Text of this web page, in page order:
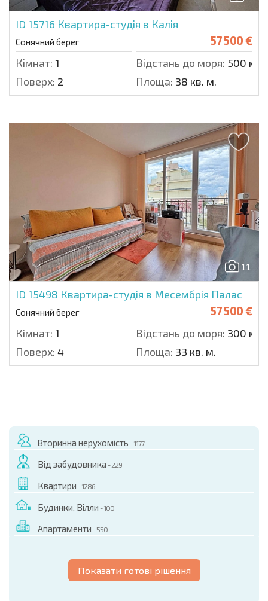
ID 15716 Квартира-студія в Калія
Сонячний берег 57 500 €
Кімнат: 1 Відстань до моря: 500 м.
Поверх: 2 Площа: 38 кв. м.
11
ID 15498 Квартира-студія в Месембрія Палас
Сонячний берег 57 500 €
Кімнат: 1 Відстань до моря: 300 м.
Поверх: 4 Площа: 33 кв. м.
Вторинна нерухомість - 1177
Від забудовника - 229
Квартири - 1286
Будинки, Вілли - 100
Апартаменти - 550
Показати готові рішення